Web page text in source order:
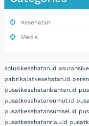
Kesehatan
Medis
solusikesehatan.id
pabrikalatkesehatan.id
pusatkesehatanbanten.id
pusatkesehatansumut.id
pusatkesehatansumsel.id
pusatkesehatanriau.id